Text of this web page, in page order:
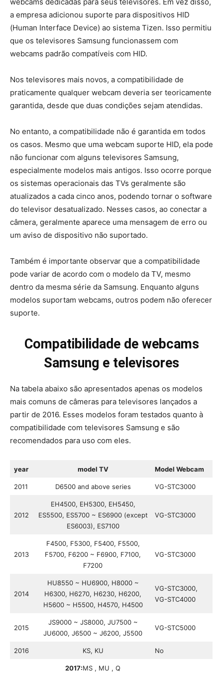
a empresa adicionou suporte para dispositivos HID
(Human Interface Device) ao sistema Tizen. Isso permitiu
que os televisores Samsung funcionassem com
webcams padrão compatíveis com HID.
Nos televisores mais novos, a compatibilidade de
praticamente qualquer webcam deveria ser teoricamente
garantida, desde que duas condições sejam atendidas.
No entanto, a compatibilidade não é garantida em todos
os casos. Mesmo que uma webcam suporte HID, ela pode
não funcionar com alguns televisores Samsung,
especialmente modelos mais antigos. Isso ocorre porque
os sistemas operacionais das TVs geralmente são
atualizados a cada cinco anos, podendo tornar o software
do televisor desatualizado. Nesses casos, ao conectar a
câmera, geralmente aparece uma mensagem de erro ou
um aviso de dispositivo não suportado.
Também é importante observar que a compatibilidade
pode variar de acordo com o modelo da TV, mesmo
dentro da mesma série da Samsung. Enquanto alguns
modelos suportam webcams, outros podem não oferecer
suporte.
Compatibilidade de webcams
Samsung e televisores
Na tabela abaixo são apresentados apenas os modelos
mais comuns de câmeras para televisores lançados a
partir de 2016. Esses modelos foram testados quanto à
compatibilidade com televisores Samsung e são
recomendados para uso com eles.
year model TV Model Webcam
2011 D6500 and above series VG-STC3000
2012
EH4500, EH5300, EH5450,
ES5500, ES5700 ~ ES6900 (except
ES6003), ES7100
VG-STC3000
2013
F4500, F5300, F5400, F5500,
F5700, F6200 ~ F6900, F7100,
F7200
VG-STC3000
2014
HU8550 ~ HU6900, H8000 ~
H6300, H6270, H6230, H6200,
H5600 ~ H5500, H4570, H4500
VG-STC3000,
VG-STC4000
2015
JS9000 ~ JS8000, JU7500 ~
JU6000, J6500 ~ J6200, J5500
VG-STC5000
2016 KS, KU No
2017:MS , MU , Q